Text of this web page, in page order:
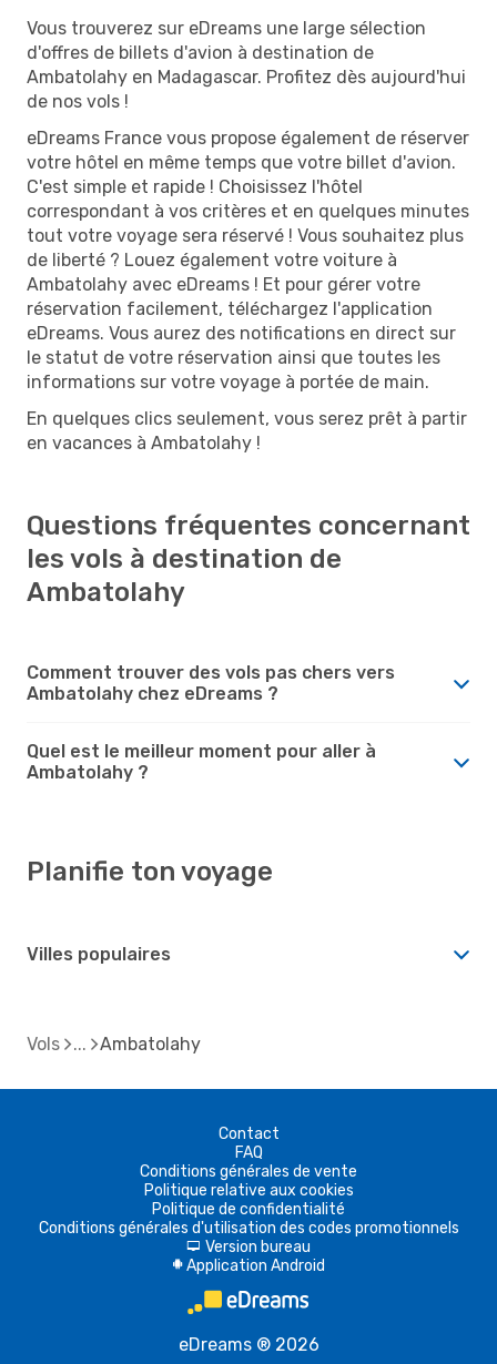
Vous trouverez sur eDreams une large sélection
d'offres de billets d'avion à destination de
Ambatolahy en Madagascar. Profitez dès aujourd'hui
de nos vols !
eDreams France vous propose également de réserver
votre hôtel en même temps que votre billet d'avion.
C'est simple et rapide ! Choisissez l'hôtel
correspondant à vos critères et en quelques minutes
tout votre voyage sera réservé ! Vous souhaitez plus
de liberté ? Louez également votre voiture à
Ambatolahy avec eDreams ! Et pour gérer votre
réservation facilement, téléchargez l'application
eDreams. Vous aurez des notifications en direct sur
le statut de votre réservation ainsi que toutes les
informations sur votre voyage à portée de main.
En quelques clics seulement, vous serez prêt à partir
en vacances à Ambatolahy !
Questions fréquentes concernant
les vols à destination de
Ambatolahy
Comment trouver des vols pas chers vers
Ambatolahy chez eDreams ?
Quel est le meilleur moment pour aller à
Ambatolahy ?
Planifie ton voyage
Villes populaires
Vols Ambatolahy
Contact
FAQ
Conditions générales de vente
Politique relative aux cookies
Politique de confidentialité
Conditions générales d'utilisation des codes promotionnels
d Version bureau
A Application Android
eDreams ® 2026